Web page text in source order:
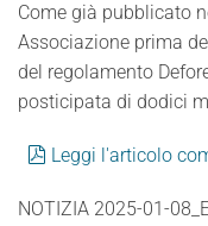
Come già pubblicato
Associazione prima
del regolamento
posticipata di dodici
pdf
Leggi l'articolo
NOTIZIA 2025-01-